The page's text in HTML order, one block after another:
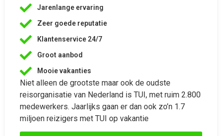
Zeer goede reputatie
Klantenservice 24/7
Groot aanbod
Mooie vakanties
Niet alleen de grootste maar ook de oudste
reisorganisatie van Nederland is TUI, met ruim 2.800
medewerkers. Jaarlijks gaan er dan ook zo’n 1.7
miljoen reizigers met TUI op vakantie
Bekijk aanbiedingen